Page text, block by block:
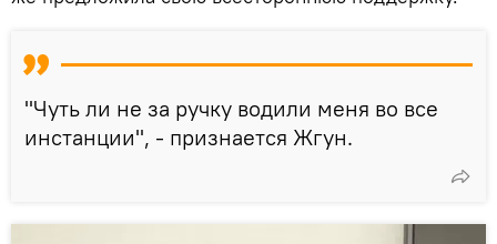
"Чуть ли не за ручку водили меня во все
инстанции", - признается Жгун.